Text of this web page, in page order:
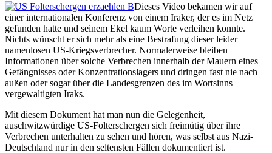
Dieses Video bekamen wir auf
einer internationalen Konferenz von einem Iraker, der es im Netz
gefunden hatte und seinem Ekel kaum Worte verleihen konnte.
Nichts wünscht er sich mehr als eine Bestrafung dieser leider
namenlosen US-Kriegsverbrecher. Normalerweise bleiben
Informationen über solche Verbrechen innerhalb der Mauern eines
Gefängnisses oder Konzentrationslagers und dringen fast nie nach
außen oder sogar über die Landesgrenzen des im Wortsinns
vergewaltigten Iraks.
Mit diesem Dokument hat man nun die Gelegenheit,
auschwitzwürdige US-Folterschergen sich freimütig über ihre
Verbrechen unterhalten zu sehen und hören, was selbst aus Nazi-
Deutschland nur in den seltensten Fällen dokumentiert ist.